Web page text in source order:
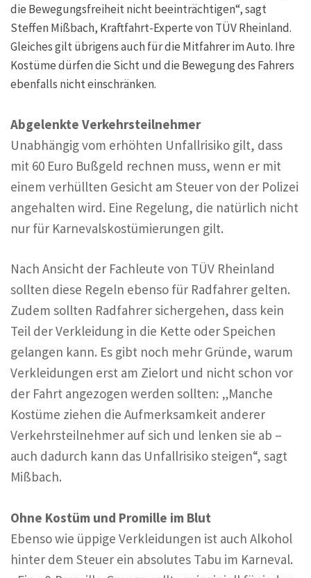
die Bewegungsfreiheit nicht beeinträchtigen“, sagt
Steffen Mißbach, Kraftfahrt-Experte von TÜV Rheinland.
Gleiches gilt übrigens auch für die Mitfahrer im Auto. Ihre
Kostüme dürfen die Sicht und die Bewegung des Fahrers
ebenfalls nicht einschränken.
Abgelenkte Verkehrsteilnehmer
Unabhängig vom erhöhten Unfallrisiko gilt, dass
mit 60 Euro Bußgeld rechnen muss, wenn er mit
einem verhüllten Gesicht am Steuer von der Polizei
angehalten wird. Eine Regelung, die natürlich nicht
nur für Karnevalskostümierungen gilt.
Nach Ansicht der Fachleute von TÜV Rheinland
sollten diese Regeln ebenso für Radfahrer gelten.
Zudem sollten Radfahrer sichergehen, dass kein
Teil der Verkleidung in die Kette oder Speichen
gelangen kann. Es gibt noch mehr Gründe, warum
Verkleidungen erst am Zielort und nicht schon vor
der Fahrt angezogen werden sollten: „Manche
Kostüme ziehen die Aufmerksamkeit anderer
Verkehrsteilnehmer auf sich und lenken sie ab –
auch dadurch kann das Unfallrisiko steigen“, sagt
Mißbach.
Ohne Kostüm und Promille im Blut
Ebenso wie üppige Verkleidungen ist auch Alkohol
hinter dem Steuer ein absolutes Tabu im Karneval.